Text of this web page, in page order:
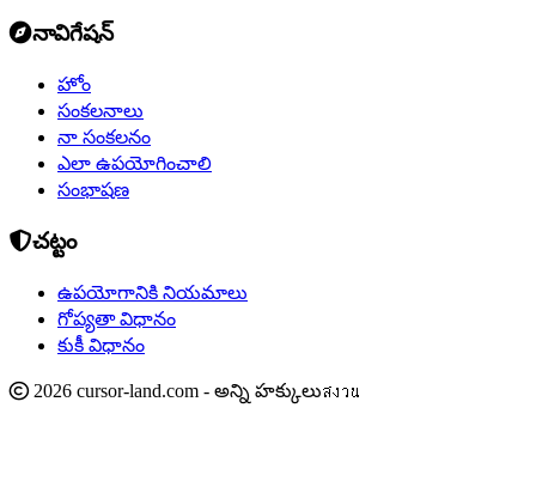
నావిగేషన్
హోం
సంకలనాలు
నా సంకలనం
ఎలా ఉపయోగించాలి
సంభాషణ
చట్టం
ఉపయోగానికి నియమాలు
గోప్యతా విధానం
కుకీ విధానం
2026 cursor-land.com - అన్ని హక్కులుสงวน